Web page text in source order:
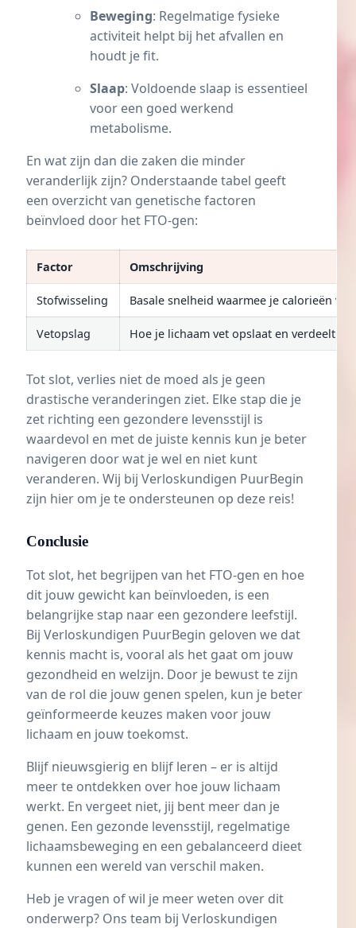
Beweging: Regelmatige fysieke
activiteit helpt bij het afvallen en
houdt je fit.
Slaap: Voldoende slaap is essentieel
voor een goed werkend
metabolisme.
En wat zijn dan die zaken die minder
veranderlijk zijn? Onderstaande tabel geeft
een overzicht van genetische factoren
beïnvloed door het FTO-gen:
Factor Omschrijving
Stofwisseling Basale snelheid waarmee je calorieën
Vetopslag Hoe je lichaam vet opslaat en verdeelt.
Tot slot, verlies niet de moed als je geen
drastische veranderingen ziet. Elke stap die je
zet richting een gezondere levensstijl is
waardevol en met de juiste kennis kun je beter
navigeren door wat je wel en niet kunt
veranderen. Wij bij Verloskundigen PuurBegin
zijn hier om je te ondersteunen op deze reis!
Conclusie
Tot slot, het begrijpen van het FTO-gen en hoe
dit jouw gewicht kan beïnvloeden, is een
belangrijke stap naar een gezondere leefstijl.
Bij Verloskundigen PuurBegin geloven we dat
kennis macht is, vooral als het gaat om jouw
gezondheid en welzijn. Door je bewust te zijn
van de rol die jouw genen spelen, kun je beter
geïnformeerde keuzes maken voor jouw
lichaam en jouw toekomst.
Blijf nieuwsgierig en blijf leren – er is altijd
meer te ontdekken over hoe jouw lichaam
werkt. En vergeet niet, jij bent meer dan je
genen. Een gezonde levensstijl, regelmatige
lichaamsbeweging en een gebalanceerd dieet
kunnen een wereld van verschil maken.
Heb je vragen of wil je meer weten over dit
onderwerp? Ons team bij Verloskundigen